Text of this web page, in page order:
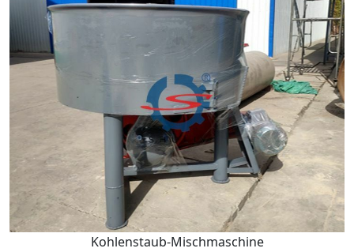
Kohlenstaub-Mischmaschine